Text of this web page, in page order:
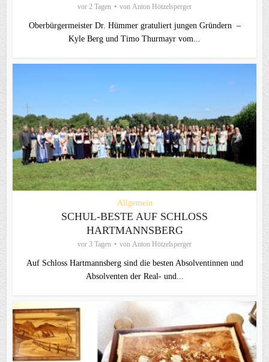
vor 2 Tagen von Anton Hötzelsperger
Oberbürgermeister Dr. Hümmer gratuliert jungen Gründern –
Kyle Berg und Timo Thurmayr vom...
Allgemein
SCHUL-BESTE AUF SCHLOSS
HARTMANNSBERG
vor 3 Tagen von Anton Hötzelsperger
Auf Schloss Hartmannsberg sind die besten Absolventinnen und
Absolventen der Real- und...